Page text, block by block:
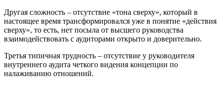
Другая сложность – отсутствие «тона сверху», который в
настоящее время трансформировался уже в понятие «действия
сверху», то есть, нет посыла от высшего руководства
взаимодействовать с аудиторами открыто и доверительно.
Третья типичная трудность – отсутствие у руководителя
внутреннего аудита четкого видения концепции по
налаживанию отношений.